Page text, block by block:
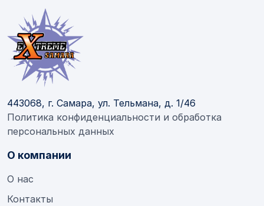
443068, г. Самара, ул. Тельмана, д. 1/46
Политика конфиденциальности и обработка
персональных данных
О компании
О нас
Контакты